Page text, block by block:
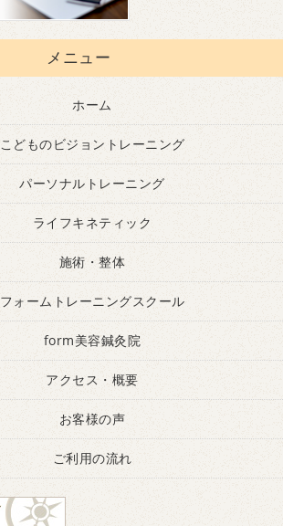
メニュー
ホーム
こどものビジョントレーニング
パーソナルトレーニング
ライフキネティック
施術・整体
フォームトレーニングスクール
form美容鍼灸院
アクセス・概要
お客様の声
ご利用の流れ